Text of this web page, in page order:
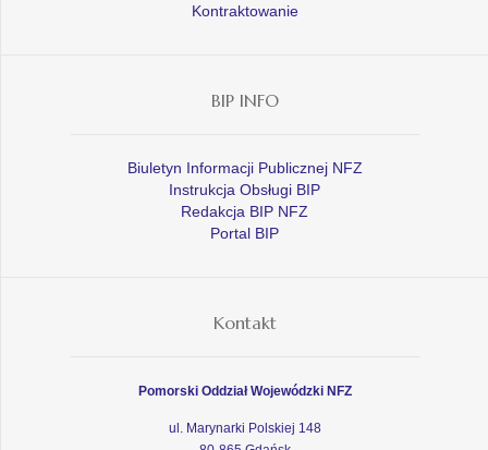
Kontraktowanie
BIP INFO
Biuletyn Informacji Publicznej NFZ
Instrukcja Obsługi BIP
Redakcja BIP NFZ
Portal BIP
Kontakt
Pomorski Oddział Wojewódzki NFZ
ul. Marynarki Polskiej 148